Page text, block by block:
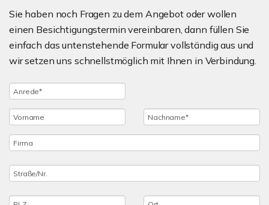
Sie haben noch Fragen zu dem Angebot oder wollen
einen Besichtigungstermin vereinbaren, dann füllen Sie
einfach das untenstehende Formular vollständig aus und
wir setzen uns schnellstmöglich mit Ihnen in Verbindung.